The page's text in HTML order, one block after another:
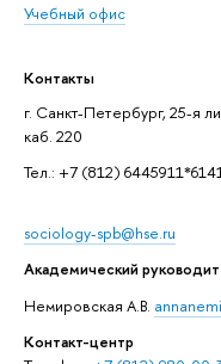
Учебный офис
Контакты
г. Санкт-Петербург, 25-я
каб. 220
Тел.: +7 (812)
sociology-spb@hse.ru
Академический
Немировская А.В.
Контакт-центр